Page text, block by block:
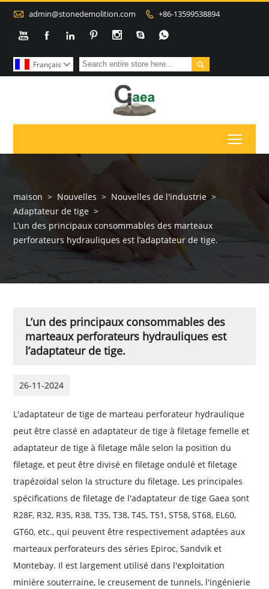
 admin@stonedemolition.com  +86-13599538894
      

Français 
maison > Nouvelles > Nouvelles de l'industrie >
Adaptateur de tige >
L’un des principaux consommables des marteaux
perforateurs hydrauliques est l’adaptateur de tige.
L’un des principaux consommables des
marteaux perforateurs hydrauliques est
l’adaptateur de tige.
26-11-2024
L'adaptateur de tige de marteau perforateur hydraulique
peut être classé en adaptateur de tige à filetage femelle et
adaptateur de tige à filetage mâle selon la position du
filetage, et peut être divisé en filetage ondulé et filetage
trapézoïdal selon la structure du filetage. Les principales
spécifications de filetage de l'adaptateur de tige Gaea sont
R28F, R32, R35, R38, T35, T38, T45, T51, ST58, ST68, EL60,
GT60, etc., qui peuvent être respectivement adaptées aux
marteaux perforateurs des séries Epiroc, Sandvik et
Montebay. Il est largement utilisé dans l'exploitation
minière souterraine, le creusement de tunnels, l'ingénierie